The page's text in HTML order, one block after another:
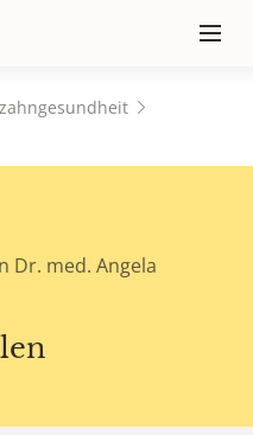
≡
Dr. med. Angela